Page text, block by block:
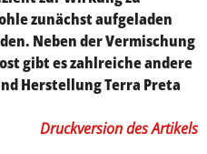
zunächst aufgeladen
Neben der Vermischung
gibt es zahlreiche andere
Herstellung Terra Preta
Druckversion des Artikels